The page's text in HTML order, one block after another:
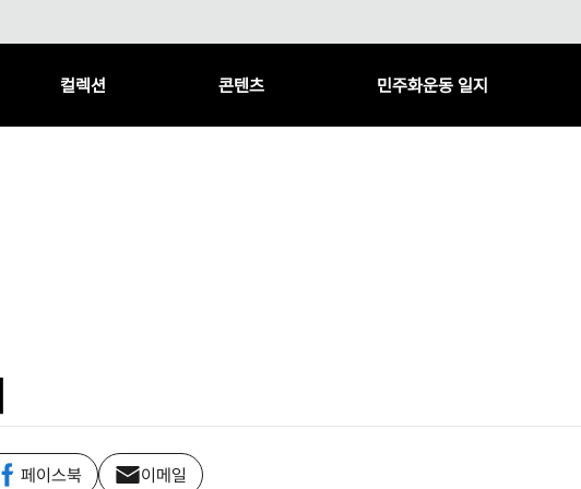
컬렉션 콘텐츠 민주화운동 일지
페이스북 이메일